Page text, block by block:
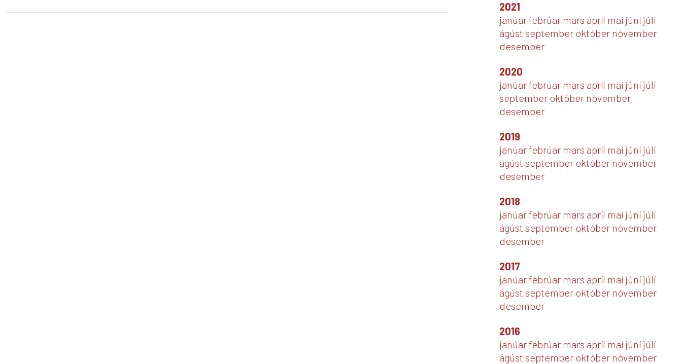
2021
janúarfebrúar mars apríl maí júní júlí
ágúst september október nóvember
desember
2020
janúarfebrúar mars apríl maí júní júlí
september október nóvember
desember
2019
janúarfebrúar mars apríl maí júní júlí
ágúst september október nóvember
desember
2018
janúarfebrúar mars apríl maí júní júlí
ágúst september október nóvember
desember
2017
janúarfebrúar mars apríl maí júní júlí
ágúst september október nóvember
desember
2016
janúarfebrúar mars apríl maí júní júlí
ágúst september október nóvember